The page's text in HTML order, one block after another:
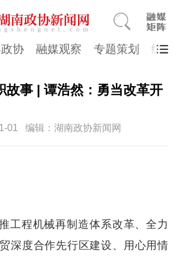
协 融媒观察 专题策划 综合
故事 | 谭浩然：勇当改革开
01 编辑：湖南政协新闻网
工程机械再制造体系改革、全力
深度合作先行区建设、用心用情